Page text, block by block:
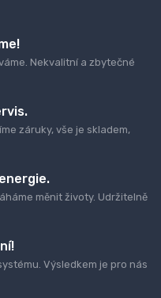
Nekvalitní a zbytečné
záruky, vše je skladem,
měnit životy. Udržitelně
Výsledkem je pro nás